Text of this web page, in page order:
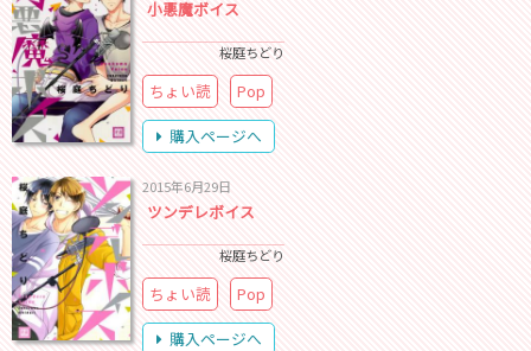
小悪魔ボイス
桜庭ちどり
ちょい読
Pop
購入ページへ
2015年6月29日
ツンデレボイス
桜庭ちどり
ちょい読
Pop
購入ページへ